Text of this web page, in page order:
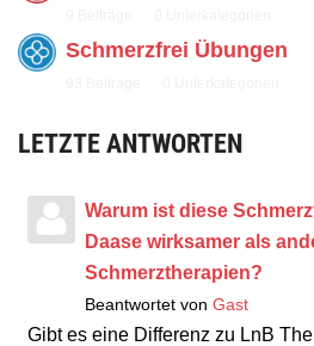
Schmerzfrei Übungen
LETZTE ANTWORTEN
Warum ist diese
Daase wirksamer als
Schmerztherapien?
Beantwortet von Gast
Gibt es eine Differenz zu LnB